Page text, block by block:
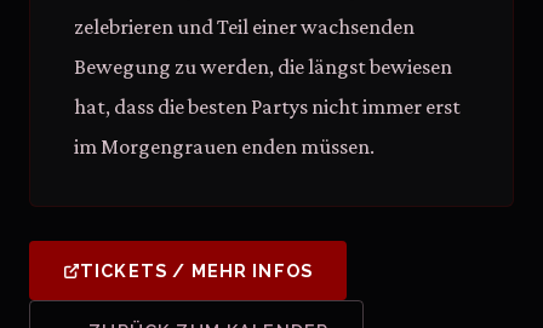
zelebrieren und Teil einer wachsenden
Bewegung zu werden, die längst bewiesen
hat, dass die besten Partys nicht immer erst
im Morgengrauen enden müssen.
TICKETS / MEHR INFOS